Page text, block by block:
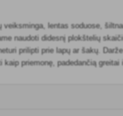
veiksminga, lentas soduose,
naudoti didesnį plokštelių
prilipti prie lapų ar šakų.
kaip priemonę, padedančią